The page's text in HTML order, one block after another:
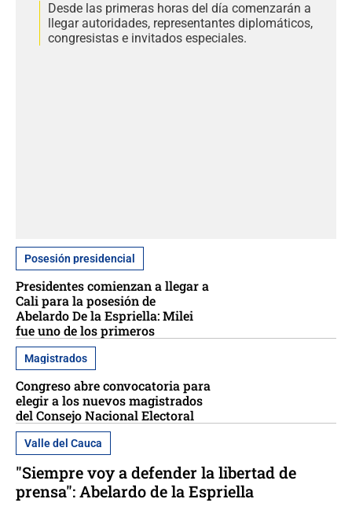
Desde las primeras horas del día comenzarán a
llegar autoridades, representantes diplomáticos,
congresistas e invitados especiales.
Posesión presidencial
Presidentes comienzan a llegar a
Cali para la posesión de
Abelardo De la Espriella: Milei
fue uno de los primeros
Magistrados
Congreso abre convocatoria para
elegir a los nuevos magistrados
del Consejo Nacional Electoral
Valle del Cauca
"Siempre voy a defender la libertad de
prensa": Abelardo de la Espriella